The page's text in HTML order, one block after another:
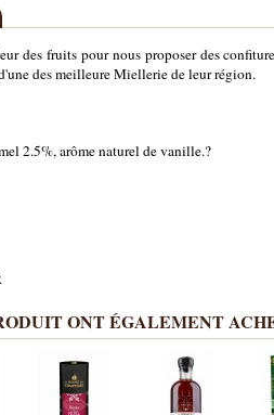
des fruits pour nous proposer des
des meilleure Miellerie de leur région.
2.5%, arôme naturel de vanille.?
ONT ÉGALEMENT